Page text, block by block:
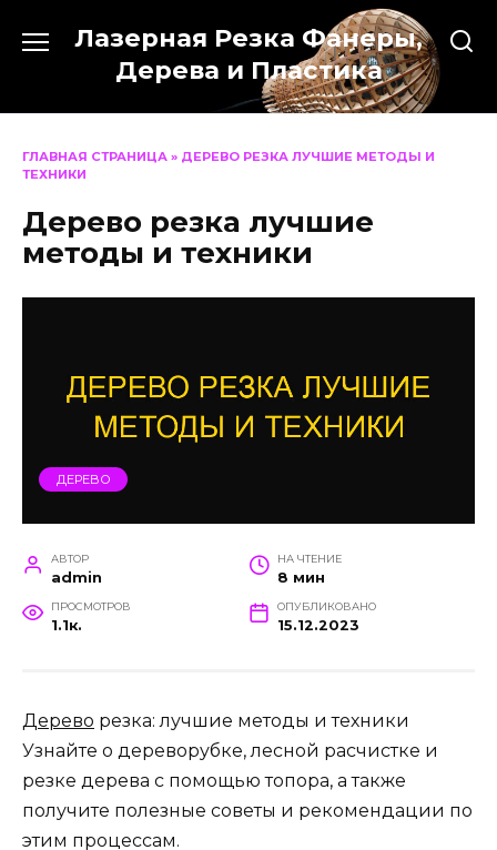
содержанию
Лазерная Резка Фанеры,
Дерева и Пластика
ГЛАВНАЯ СТРАНИЦА » ДЕРЕВО РЕЗКА ЛУЧШИЕ МЕТОДЫ И
ТЕХНИКИ
Дерево резка лучшие
методы и техники
ДЕРЕВО
АВТОР
admin
НА ЧТЕНИЕ
8 мин
ПРОСМОТРОВ
1.1к.
ОПУБЛИКОВАНО
15.12.2023
Дерево резка: лучшие методы и техники
Узнайте о дереворубке, лесной расчистке и
резке дерева с помощью топора, а также
получите полезные советы и рекомендации по
этим процессам.